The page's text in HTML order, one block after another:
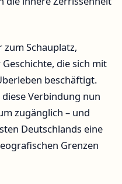
Schauplatz,
die sich mit
beschäftigt.
Verbindung nun
zugänglich – und
Deutschlands eine
Grenzen